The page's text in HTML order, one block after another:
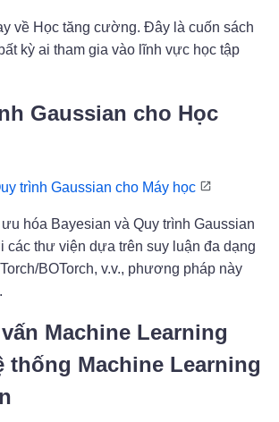
về Học tăng cường. Đây là cuốn sách
kỳ ai tham gia vào lĩnh vực học tập
Gaussian cho Học
trình Gaussian cho Máy học
hóa Bayesian và Quy trình Gaussian
các thư viện dựa trên suy luận đa dạng
BOTorch, v.v., phương pháp này
Machine Learning
thống Machine Learning